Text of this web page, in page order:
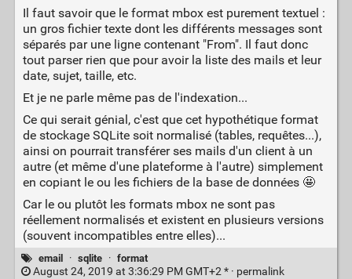
Il faut savoir que le format mbox est purement textuel :
un gros fichier texte dont les différents messages sont
séparés par une ligne contenant "From". Il faut donc
tout parser rien que pour avoir la liste des mails et leur
date, sujet, taille, etc.
Et je ne parle même pas de l'indexation...
Ce qui serait génial, c'est que cet hypothétique format
de stockage SQLite soit normalisé (tables, requêtes...),
ainsi on pourrait transférer ses mails d'un client à un
autre (et même d'une plateforme à l'autre) simplement
en copiant le ou les fichiers de la base de données 🤩
Car le ou plutôt les formats mbox ne sont pas
réellement normalisés et existent en plusieurs versions
(souvent incompatibles entre elles)...
email · sqlite · format
August 24, 2019 at 3:36:29 PM GMT+2 * · permalink